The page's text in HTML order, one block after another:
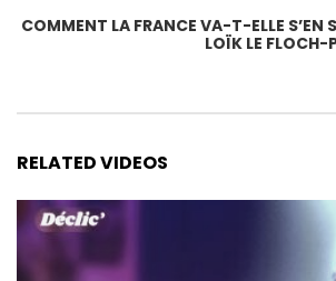
COMMENT LA FRANCE VA-T-ELLE S’EN
LOÏK LE FLOCH-
RELATED VIDEOS